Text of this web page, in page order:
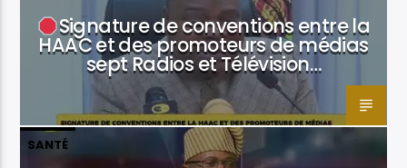
Signature de conventions entre la
HAAC et des promoteurs de médias
sept Radios et Télévision…
SANTÉ